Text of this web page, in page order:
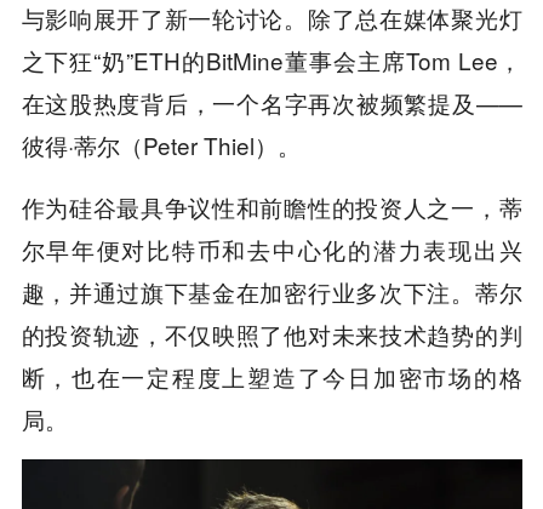
与影响展开了新一轮讨论。除了总在媒体聚光灯
之下狂“奶”ETH的BitMine董事会主席Tom Lee，
在这股热度背后，一个名字再次被频繁提及——
彼得·蒂尔（Peter Thiel）。
作为硅谷最具争议性和前瞻性的投资人之一，蒂
尔早年便对比特币和去中心化的潜力表现出兴
趣，并通过旗下基金在加密行业多次下注。蒂尔
的投资轨迹，不仅映照了他对未来技术趋势的判
断，也在一定程度上塑造了今日加密市场的格
局。